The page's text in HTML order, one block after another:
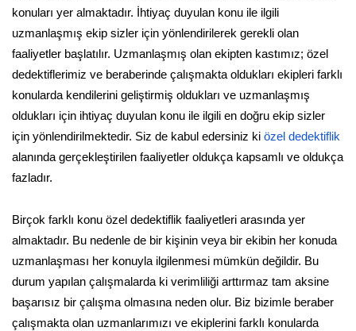
konuları yer almaktadır. İhtiyaç duyulan konu ile ilgili
uzmanlaşmış ekip sizler için yönlendirilerek gerekli olan
faaliyetler başlatılır. Uzmanlaşmış olan ekipten kastımız; özel
dedektiflerimiz ve beraberinde çalışmakta oldukları ekipleri farklı
konularda kendilerini geliştirmiş oldukları ve uzmanlaşmış
oldukları için ihtiyaç duyulan konu ile ilgili en doğru ekip sizler
için yönlendirilmektedir. Siz de kabul edersiniz ki özel dedektiflik
alanında gerçekleştirilen faaliyetler oldukça kapsamlı ve oldukça
fazladır.
Birçok farklı konu özel dedektiflik faaliyetleri arasında yer
almaktadır. Bu nedenle de bir kişinin veya bir ekibin her konuda
uzmanlaşması her konuyla ilgilenmesi mümkün değildir. Bu
durum yapılan çalışmalarda ki verimliliği arttırmaz tam aksine
başarısız bir çalışma olmasına neden olur. Biz bizimle beraber
çalışmakta olan uzmanlarımızı ve ekiplerini farklı konularda